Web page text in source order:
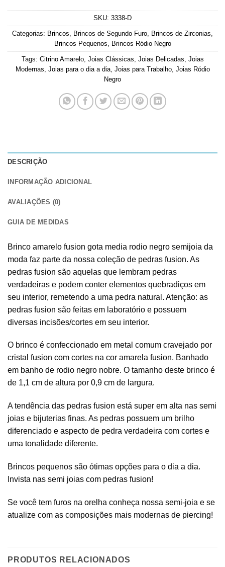
SKU: 3338-D
Categorias: Brincos Brincos de Segundo Furo Brincos de Zirconias
Brincos Pequenos
Brincos Ródio Negro
Tags: Citrino Amarelo, Joias Clássicas Joias Delicadas Joias
Modernas Joias para o dia a dia, Joias para Trabalho, Joias Ródio
Negro
DESCRIÇÃO
INFORMAÇÃO ADICIONAL
AVALIAÇÕES (0)
GUIA DE MEDIDAS
Brinco amarelo fusion gota media rodio negro semijoia da
moda faz parte da nossa coleção de pedras fusion. As
pedras fusion são aquelas que lembram pedras
verdadeiras e podem conter elementos quebradiços em
seu interior, remetendo a uma pedra natural. Atenção: as
pedras fusion são feitas em laboratório e possuem
diversas incisões/cortes em seu interior.
O brinco é confeccionado em metal comum cravejado por
cristal fusion com cortes na cor amarela fusion. Banhado
em banho de rodio negro nobre. O tamanho deste brinco é
de 1,1 cm de altura por 0,9 cm de largura.
A tendência das pedras fusion está super em alta nas semi
joias e bijuterias finas. As pedras possuem um brilho
diferenciado e aspecto de pedra verdadeira com cortes e
uma tonalidade diferente.
Brincos pequenos são ótimas opções para o dia a dia.
Invista nas semi joias com pedras fusion!
Se você tem furos na orelha conheça nossa semi-joia e se
atualize com as composições mais modernas de piercing!
PRODUTOS RELACIONADOS